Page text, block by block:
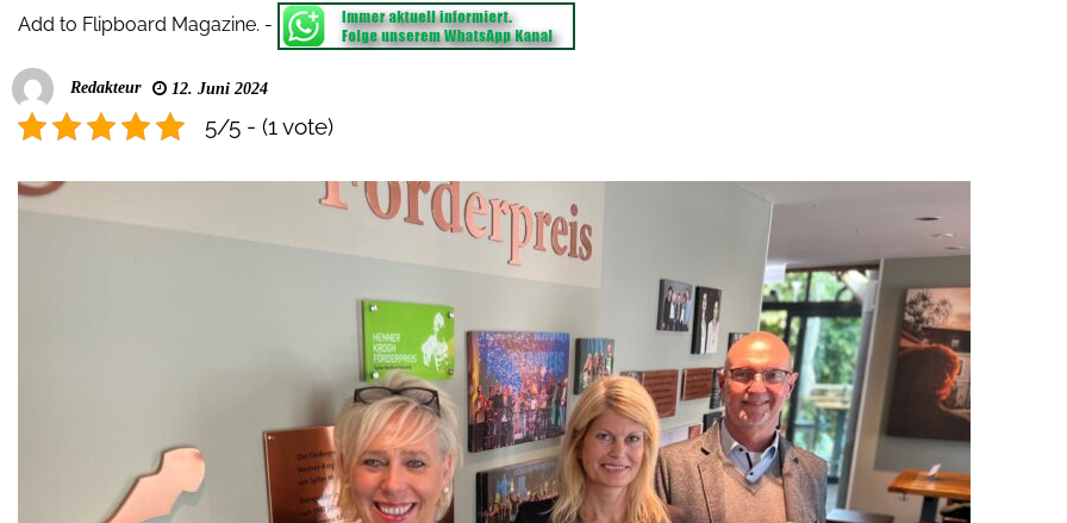
Add to Flipboard Magazine. -
Redakteur 12. Juni 2024
5/5 - (1 vote)